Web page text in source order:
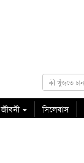
সিলেবাস